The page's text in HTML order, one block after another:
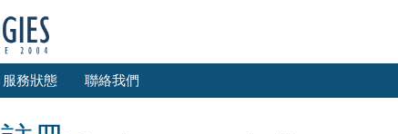
服務狀態 聯絡我們